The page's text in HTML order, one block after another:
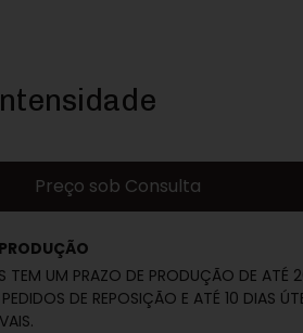
TEM UM PRAZO DE PRODUÇÃO DE ATÉ
DE REPOSIÇÃO E ATÉ 10 DIAS